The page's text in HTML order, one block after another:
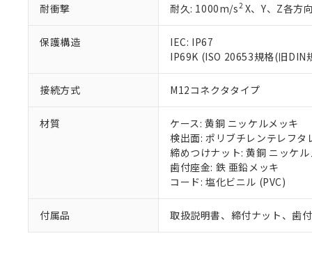
耐衝撃 耐久: 1000m/s2X、Y、Z各方
保護構造
IEC: IP67
IP69K (ISO 20653規格(旧DIN
接続方式 M12コネクタタイプ
材質
ケース: 黄銅 ニッケルメッキ
検出面: ポリブチレンテレフタ
締めつけナット: 黄銅 ニッケル
歯付座金: 鉄 亜鉛メッキ
コード: 塩化ビニル (PVC)
付属品 取扱説明書、締付ナット、歯